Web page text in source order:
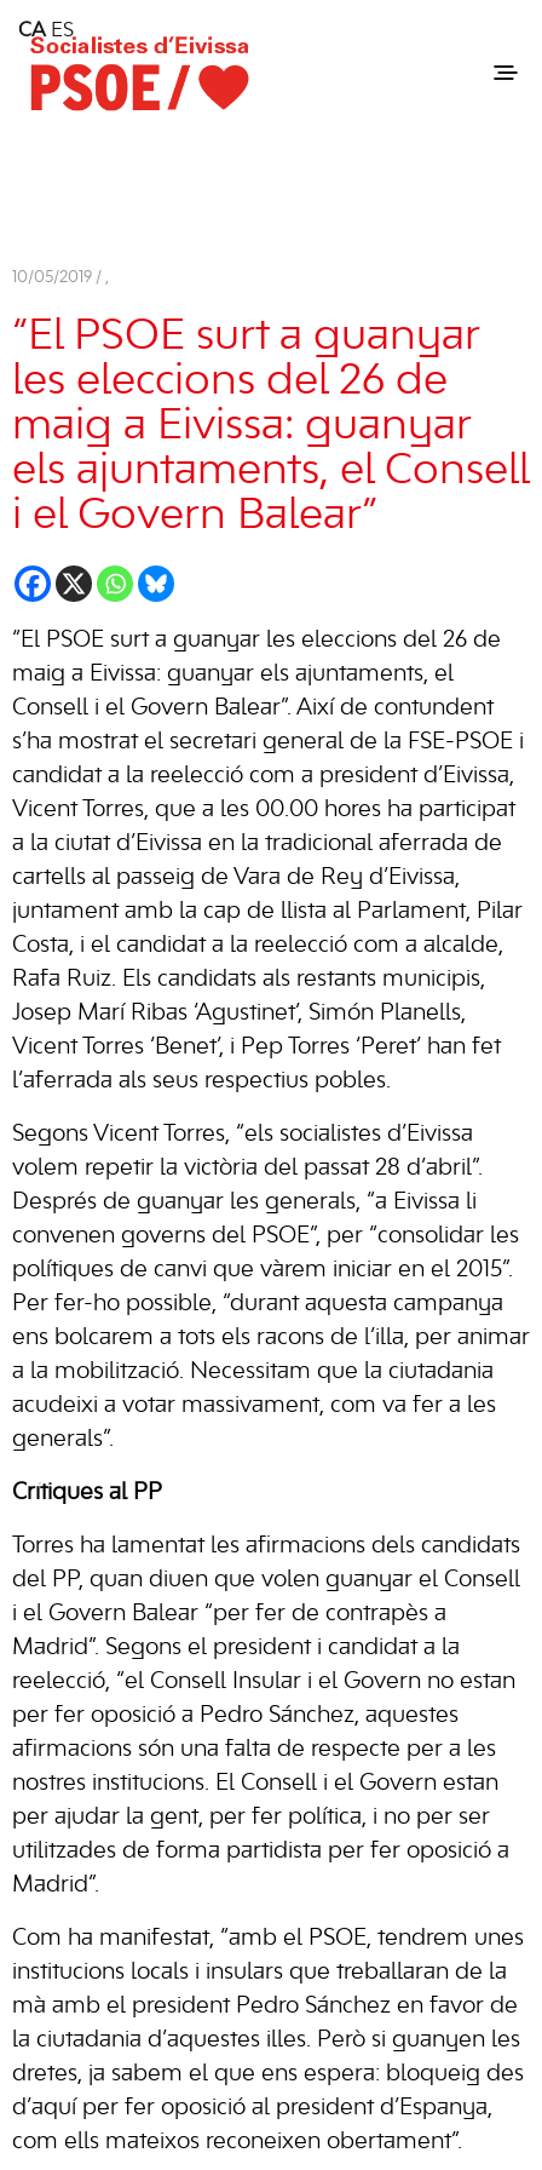
Consell Insular d'Eivissa
Services
Contact
10/05/2019 / ,
“El PSOE surt a guanyar
les eleccions del 26 de
maig a Eivissa: guanyar
els ajuntaments, el Consell
i el Govern Balear”
“El PSOE surt a guanyar les eleccions del 26 de
maig a Eivissa: guanyar els ajuntaments, el
Consell i el Govern Balear”. Així de contundent
s’ha mostrat el secretari general de la FSE-PSOE i
candidat a la reelecció com a president d’Eivissa,
Vicent Torres, que a les 00.00 hores ha participat
a la ciutat d’Eivissa en la tradicional aferrada de
cartells al passeig de Vara de Rey d’Eivissa,
juntament amb la cap de llista al Parlament, Pilar
Costa, i el candidat a la reelecció com a alcalde,
Rafa Ruiz. Els candidats als restants municipis,
Josep Marí Ribas ‘Agustinet’, Simón Planells,
Vicent Torres ‘Benet’, i Pep Torres ‘Peret’ han fet
l’aferrada als seus respectius pobles.
Segons Vicent Torres, “els socialistes d’Eivissa
volem repetir la victòria del passat 28 d’abril”.
Després de guanyar les generals, “a Eivissa li
convenen governs del PSOE”, per “consolidar les
polítiques de canvi que vàrem iniciar en el 2015”.
Per fer-ho possible, “durant aquesta campanya
ens bolcarem a tots els racons de l’illa, per animar
a la mobilització. Necessitam que la ciutadania
acudeixi a votar massivament, com va fer a les
generals”.
Crítiques al PP
Torres ha lamentat les afirmacions dels candidats
del PP, quan diuen que volen guanyar el Consell
i el Govern Balear “per fer de contrapès a
Madrid”. Segons el president i candidat a la
reelecció, “el Consell Insular i el Govern no estan
per fer oposició a Pedro Sánchez, aquestes
afirmacions són una falta de respecte per a les
nostres institucions. El Consell i el Govern estan
per ajudar la gent, per fer política, i no per ser
utilitzades de forma partidista per fer oposició a
Madrid”.
Com ha manifestat, “amb el PSOE, tendrem unes
institucions locals i insulars que treballaran de la
mà amb el president Pedro Sánchez en favor de
la ciutadania d’aquestes illes. Però si guanyen les
dretes, ja sabem el que ens espera: bloqueig des
d’aquí per fer oposició al president d’Espanya,
com ells mateixos reconeixen obertament”.
CA ES